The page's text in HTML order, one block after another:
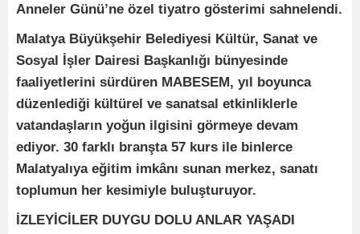
Anneler Günü’ne özel tiyatro gösterimi sahnelendi.
Malatya Büyükşehir Belediyesi Kültür, Sanat ve
Sosyal İşler Dairesi Başkanlığı bünyesinde
faaliyetlerini sürdüren MABESEM, yıl boyunca
düzenlediği kültürel ve sanatsal etkinliklerle
vatandaşların yoğun ilgisini görmeye devam
ediyor. 30 farklı branşta 57 kurs ile binlerce
Malatyalıya eğitim imkânı sunan merkez, sanatı
toplumun her kesimiyle buluşturuyor.
İZLEYİCİLER DUYGU DOLU ANLAR YAŞADI